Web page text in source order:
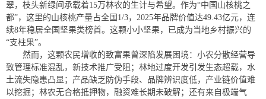
翠，枝头新绿间承载着15万林农的生计与希望。作为“中国山核桃之
都”，这里的山核桃产量占全国1/3，2025年品牌价值达49.43亿元，连
续8年稳居全国坚果类榜首。这颗小小坚果，已成为当地乡村振兴的
“支柱果”。
然而，这颗农民增收的致富果曾深陷发展困境：小农分散经营导
致管理标准混乱，新技术推广受阻；林地过度开发引发生态超载，水
土流失隐患凸显；产品缺乏防伪手段、品牌辨识度低，产业链价值难
以挖掘；林农无合格抵押物，融资难长期未破解；还有来自极端气